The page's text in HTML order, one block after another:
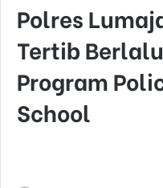
Polres
Tertib
Program
School